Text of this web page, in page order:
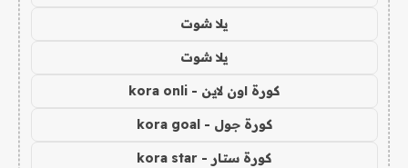
يلا شوت
يلا شوت
كورة اون لاين - kora onli
كورة جول - kora goal
كورة ستار - kora star